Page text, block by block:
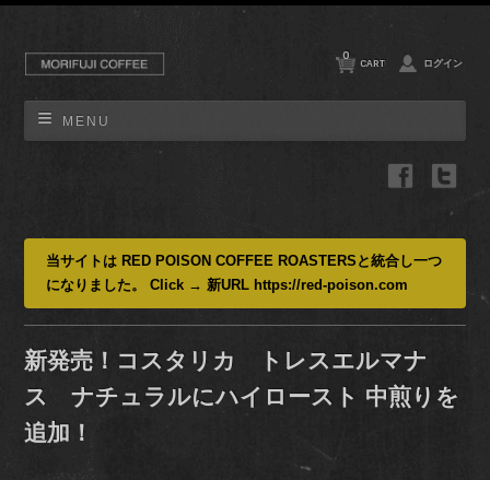
MENU
CART
0
ログイン
当サイトは RED POISON COFFEE ROASTERSと統合し一つ
になりました。 Click → 新URL https://red-poison.com
新発売！コスタリカ トレスエルマナ
ス ナチュラルにハイロースト 中煎りを
追加！